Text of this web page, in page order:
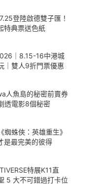
登陸啟德雙子匯！
特典票送色紙
｜8.15-16中港城
｜雙人9折門票優惠
人魚島的秘密前賣券
透電影8個秘密
蜘蛛俠：英雄重生》
是最完美的彼得
特展K11直
5 大不可錯過打卡位